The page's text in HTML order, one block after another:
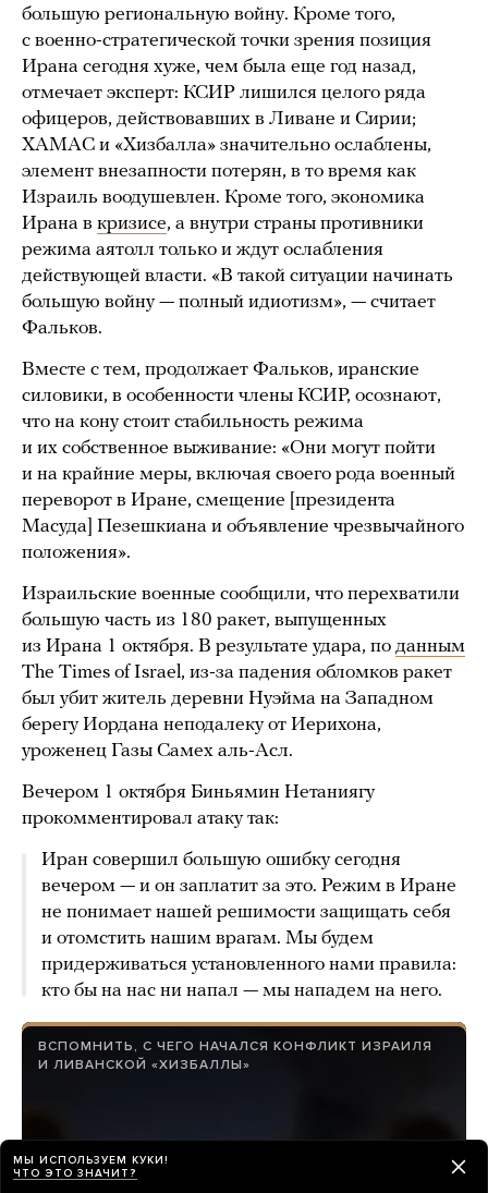
большую региональную войну. Кроме того,
с военно-стратегической точки зрения позиция
Ирана сегодня хуже, чем была еще год назад,
отмечает эксперт: КСИР лишился целого ряда
офицеров, действовавших в Ливане и Сирии;
ХАМАС и «Хизбалла» значительно ослаблены,
элемент внезапности потерян, в то время как
Израиль воодушевлен. Кроме того, экономика
Ирана в кризисе, а внутри страны противники
режима аятолл только и ждут ослабления
действующей власти. «В такой ситуации начинать
большую войну — полный идиотизм», — считает
Фальков.
Вместе с тем, продолжает Фальков, иранские
силовики, в особенности члены КСИР, осознают,
что на кону стоит стабильность режима
и их собственное выживание: «Они могут пойти
и на крайние меры, включая своего рода военный
переворот в Иране, смещение [президента
Масуда] Пезешкиана и объявление чрезвычайного
положения».
Израильские военные сообщили, что перехватили
большую часть из 180 ракет, выпущенных
из Ирана 1 октября. В результате удара, по данным
The Times of Israel, из-за падения обломков ракет
был убит житель деревни Нуэйма на Западном
берегу Иордана неподалеку от Иерихона,
уроженец Газы Самех аль-Асл.
Вечером 1 октября Биньямин Нетаниягу
прокомментировал атаку так:
Иран совершил большую ошибку сегодня
вечером — и он заплатит за это. Режим в Иране
не понимает нашей решимости защищать себя
и отомстить нашим врагам. Мы будем
придерживаться установленного нами правила:
кто бы на нас ни напал — мы нападем на него.
ВСПОМНИТЬ, С ЧЕГО НАЧАЛСЯ КОНФЛИКТ ИЗРАИЛЯ
И ЛИВАНСКОЙ «ХИЗБАЛЛЫ»
МЫ ИСПОЛЬЗУЕМ КУКИ!
ЧТО ЭТО ЗНАЧИТ?